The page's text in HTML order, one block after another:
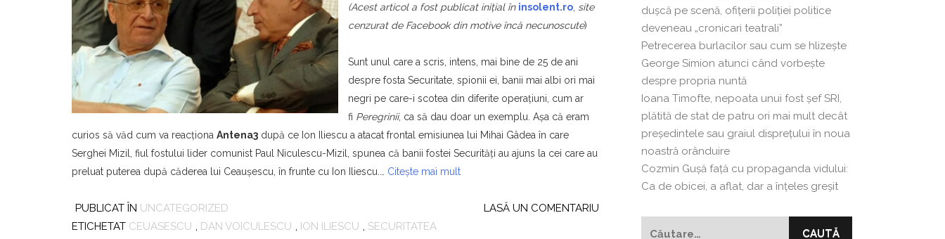
(Acest articol a fost publicat iniţial în insolent.ro site
cenzurat de Facebook din motive încă necunoscute)
Sunt unul care a scris, intens, mai bine de 25 de ani
despre fosta Securitate, spionii ei, banii mai albi ori mai
negri pe care-i scotea din diferite operaţiuni, cum ar
fi Peregrinii, ca să dau doar un exemplu. Aşa că eram
curios să văd cum va reacţiona Antena3 după ce Ion Iliescu a atacat frontal emisiunea lui Mihai Gâdea în care
Serghei Mizil, fiul fostului lider comunist Paul Niculescu-Mizil, spunea că banii fostei Securităţi au ajuns la cei care au
preluat puterea după căderea lui Ceauşescu, în frunte cu Ion Iliescu.… Citește mai mult
PUBLICAT ÎN UNCATEGORIZED
ETICHETAT CEUASESCU , DAN VOICULESCU , ION ILIESCU , SECURITATEA
LASĂ UN COMENTARIU
dușcă pe scenă, ofițerii poliției politice
deveneau „cronicari teatrali”
Petrecerea burlacilor sau cum se hlizeşte
George Simion atunci când vorbeşte
despre propria nuntă
Ioana Timofte, nepoata unui fost şef SRI,
plătită de stat de patru ori mai mult decât
preşedintele sau graiul disprețului în noua
noastră orânduire
Cozmin Guşă faţă cu propaganda vidului:
Ca de obicei, a aflat, dar a înțeles greșit